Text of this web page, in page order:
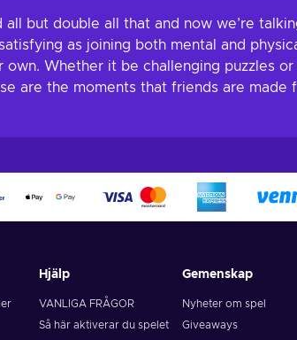
all but double all that and now we’re
as joining both mental and
own. Whether it be challenging puzzles
are the moments that friends are
Hjälp
VANLIGA FRÅGOR
Så här aktiverar du spelet
Gemenskap
Nyheter om spel
Giveaways